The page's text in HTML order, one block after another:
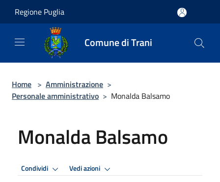
Regione Puglia
Comune di Trani
Home > Amministrazione >
Personale amministrativo > Monalda Balsamo
Monalda Balsamo
Condividi Vedi azioni